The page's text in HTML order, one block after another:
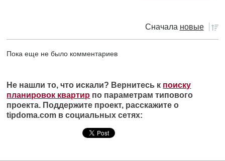
Сначала новые
Пока еще не было комментариев
Не нашли то, что искали? Вернитесь к поиску
планировок квартир по параметрам типового
проекта. Поддержите проект, расскажите о
tipdoma.com в социальных сетях: